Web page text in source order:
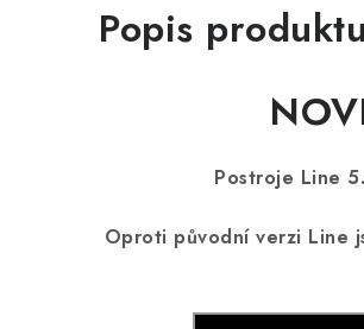
Popis produktu
Postroje Line
Oproti původní verzi Line